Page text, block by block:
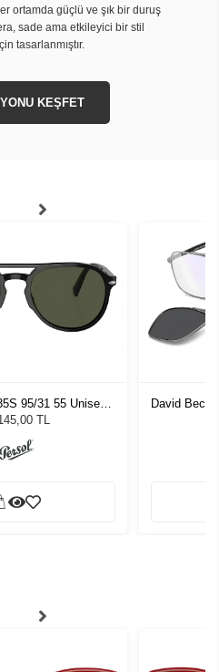
ortamda güçlü ve şık bir duruş
sade ama etkileyici bir stil
tasarlanmıştır.
KEŞFET
95/31 55 Unisex
Gözlüğü
TL
David